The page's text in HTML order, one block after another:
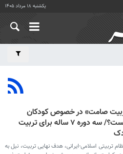
یکشنبه ۱۸ مرداد ۱۴۰۵
صامت» در خصوص کودکان
چیست؟/ سه دوره ۷ ساله برای تربیت
تربیتی اسلامی-ایرانی، هدف نهایی تربیت، نیل به